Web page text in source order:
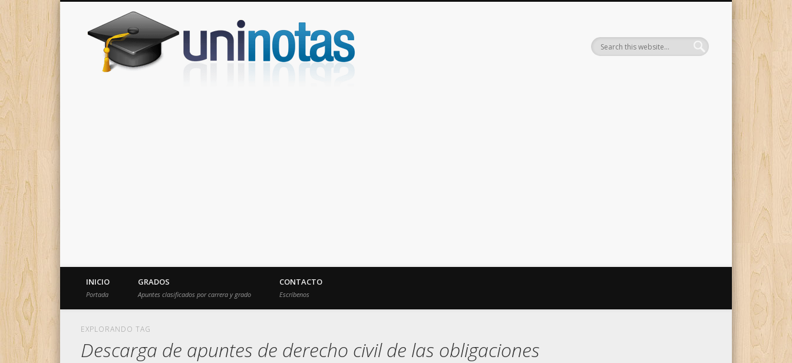
Donde encontrarás todas los apuntes de tu carrera
INICIO
Portada
GRADOS
Apuntes clasificados por carrera y grado
CONTACTO
Escríbenos
EXPLORANDO TAG
Descarga de apuntes de derecho civil de las obligaciones